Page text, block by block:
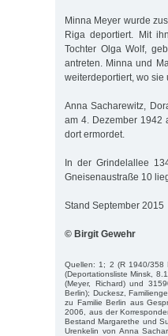
Minna Meyer wurde
Riga deportiert. Mit
Tochter Olga Wolf,
antreten. Minna und
weiterdeportiert, wo sie
Anna Sacharewitz,
am 4. Dezember 1942
dort ermordet.
In der Grindelallee
Gneisenaustraße 10
Stand September 2015
© Birgit Gewehr
Quellen: 1; 2 (R 1940/
(Deportationsliste Minsk,
(Meyer, Richard) und
Berlin); Duckesz,
zu Familie Berlin aus
2006, aus der
Bestand Margarethe und
Urenkelin von Anna